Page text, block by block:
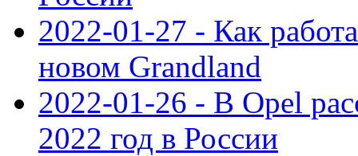
2022-01-27 - Как
новом Grandland
2022-01-26 - В Opel
2022 год в России